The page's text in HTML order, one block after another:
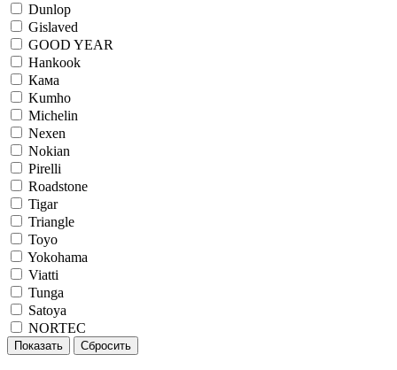
Dunlop
Gislaved
GOOD YEAR
Hankook
Кама
Kumho
Michelin
Nexen
Nokian
Pirelli
Roadstone
Tigar
Triangle
Toyo
Yokohama
Viatti
Tunga
Satoya
NORTEC
Показать Сбросить